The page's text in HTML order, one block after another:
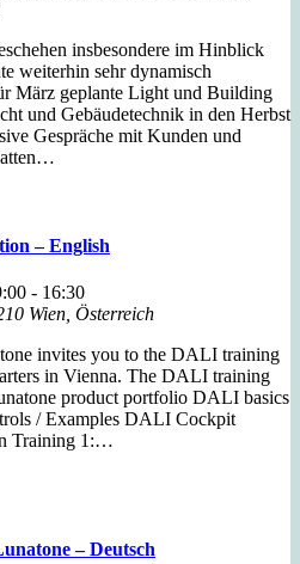
insbesondere im Hinblick
weiterhin sehr dynamisch
März geplante Light und Building
und Gebäudetechnik in den Herbst
Gespräche mit Kunden und
– English
- 16:30
Wien, Österreich
invites you to the DALI training
in Vienna. The DALI training
product portfolio DALI basics
/ Examples DALI Cockpit
Training 1:…
– Deutsch